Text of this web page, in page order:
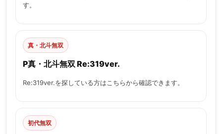
す。
真・北斗無双
P真・北斗無双 Re:319ver.
Re:319ver.を探している方はこちらから確認できます。
初代無双